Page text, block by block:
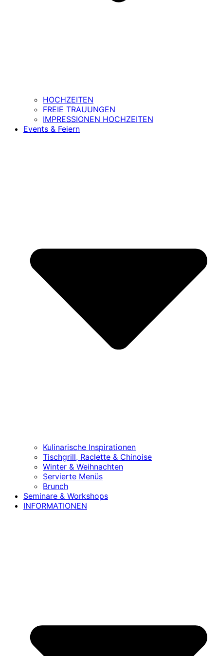
HOCHZEITEN
FREIE TRAUUNGEN
IMPRESSIONEN HOCHZEITEN
Events & Feiern
Kulinarische Inspirationen
Tischgrill, Raclette & Chinoise
Winter & Weihnachten
Servierte Menüs
Brunch
Seminare & Workshops
INFORMATIONEN